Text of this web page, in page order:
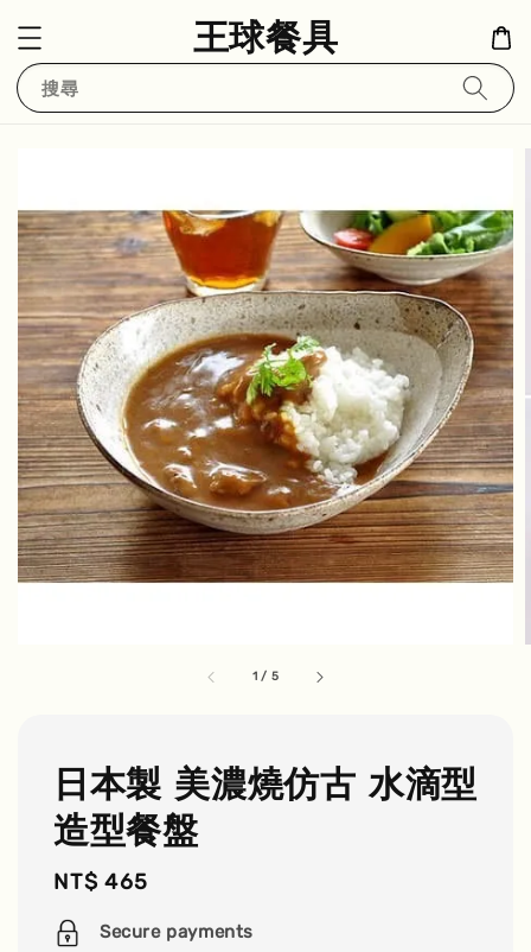
王球餐具
搜尋
1 / 5
日本製 美濃燒仿古 水滴型
造型餐盤
Regular
price
NT$ 465
Secure payments